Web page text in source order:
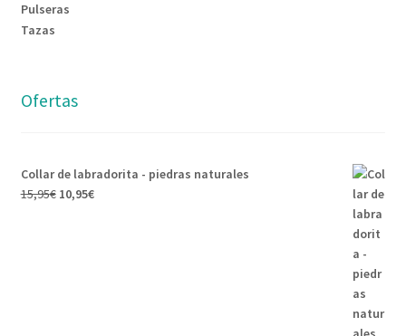
Pulseras
Tazas
Ofertas
Collar de labradorita - piedras naturales
15,95€ El
10,95€El